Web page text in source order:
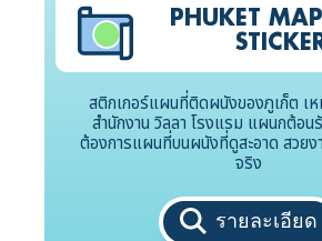
PHUKET
สติกเกอร์แผนที่ติดผนังของภูเก็ต เห
สำนักงาน วิลลา โรงแรม แผนกต้อน
ต้องการแผนที่บนผนังที่ดูสะอาด สวยง
จริง
รายละเอียด